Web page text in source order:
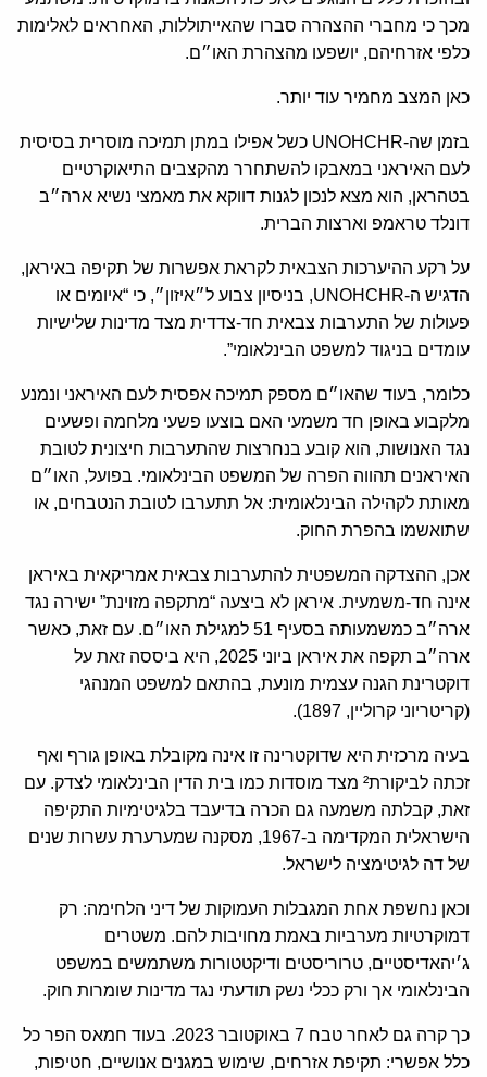
מכך כי מחברי ההצהרה סברו שהאייתוללות, האחראים לאלימות
כלפי אזרחיהם, יושפעו מהצהרת האו״ם.
כאן המצב מחמיר עוד יותר.
בזמן שה-UNOHCHR כשל אפילו במתן תמיכה מוסרית בסיסית
לעם האיראני במאבקו להשתחרר מהקצבים התיאוקרטיים
בטהראן, הוא מצא לנכון לגנות דווקא את מאמצי נשיא ארה״ב
דונלד טראמפ וארצות הברית.
על רקע ההיערכות הצבאית לקראת אפשרות של תקיפה באיראן,
הדגיש ה-UNOHCHR, בניסיון צבוע ל״איזון״, כי “איומים או
פעולות של התערבות צבאית חד-צדדית מצד מדינות שלישיות
עומדים בניגוד למשפט הבינלאומי”.
כלומר, בעוד שהאו״ם מספק תמיכה אפסית לעם האיראני ונמנע
מלקבוע באופן חד משמעי האם בוצעו פשעי מלחמה ופשעים
נגד האנושות, הוא קובע בנחרצות שהתערבות חיצונית לטובת
האיראנים תהווה הפרה של המשפט הבינלאומי. בפועל, האו״ם
מאותת לקהילה הבינלאומית: אל תתערבו לטובת הנטבחים, או
שתואשמו בהפרת החוק.
אכן, ההצדקה המשפטית להתערבות צבאית אמריקאית באיראן
אינה חד-משמעית. איראן לא ביצעה “מתקפה מזוינת” ישירה נגד
ארה״ב כמשמעותה בסעיף 51 למגילת האו״ם. עם זאת, כאשר
ארה״ב תקפה את איראן ביוני 2025, היא ביססה זאת על
דוקטרינת הגנה עצמית מונעת, בהתאם למשפט המנהגי
(קריטריוני קרוליין, 1897).
בעיה מרכזית היא שדוקטרינה זו אינה מקובלת באופן גורף ואף
זכתה לביקורת² מצד מוסדות כמו בית הדין הבינלאומי לצדק. עם
זאת, קבלתה משמעה גם הכרה בדיעבד בלגיטימיות התקיפה
הישראלית המקדימה ב-1967, מסקנה שמערערת עשרות שנים
של דה לגיטימציה לישראל.
וכאן נחשפת אחת המגבלות העמוקות של דיני הלחימה: רק
דמוקרטיות מערביות באמת מחויבות להם. משטרים
ג׳יהאדיסטיים, טרוריסטים ודיקטטורות משתמשים במשפט
הבינלאומי אך ורק ככלי נשק תודעתי נגד מדינות שומרות חוק.
כך קרה גם לאחר טבח 7 באוקטובר 2023. בעוד חמאס הפר כל
כלל אפשרי: תקיפת אזרחים, שימוש במגנים אנושיים, חטיפות,